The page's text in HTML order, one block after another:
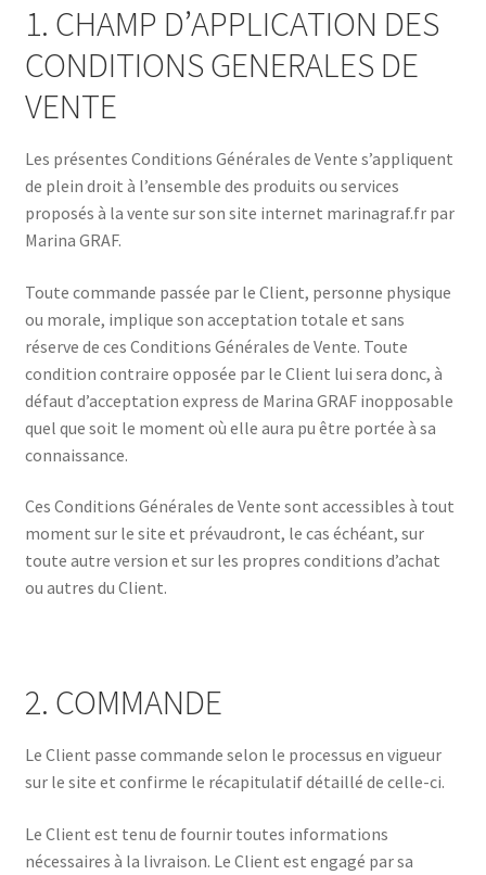
Pianiste / Chanteuse
Chorales
BLOG
Contact
Mon compte
1. CHAMP D’APPLICATION DES
CONDITIONS GENERALES DE
VENTE
Les présentes Conditions Générales de Vente s’appliquent
de plein droit à l’ensemble des produits ou services
proposés à la vente sur son site internet marinagraf.fr par
Marina GRAF.
Toute commande passée par le Client, personne physique
ou morale, implique son acceptation totale et sans
réserve de ces Conditions Générales de Vente. Toute
condition contraire opposée par le Client lui sera donc, à
défaut d’acceptation express de Marina GRAF inopposable
quel que soit le moment où elle aura pu être portée à sa
connaissance.
Ces Conditions Générales de Vente sont accessibles à tout
moment sur le site et prévaudront, le cas échéant, sur
toute autre version et sur les propres conditions d’achat
ou autres du Client.
2. COMMANDE
Le Client passe commande selon le processus en vigueur
sur le site et confirme le récapitulatif détaillé de celle-ci.
Le Client est tenu de fournir toutes informations
nécessaires à la livraison. Le Client est engagé par sa